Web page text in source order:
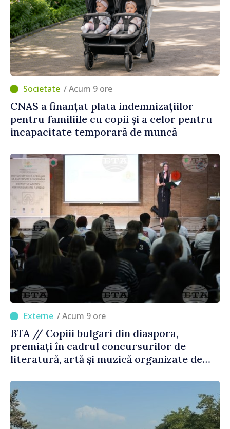
/ Acum 9 ore
CNAS a finanțat plata indemnizațiilor
pentru familiile cu copii și a celor pentru
incapacitate temporară de muncă
/ Acum 9 ore
BTA // Copiii bulgari din diaspora,
premiați în cadrul concursurilor de
literatură, artă și muzică organizate de
Străinătate